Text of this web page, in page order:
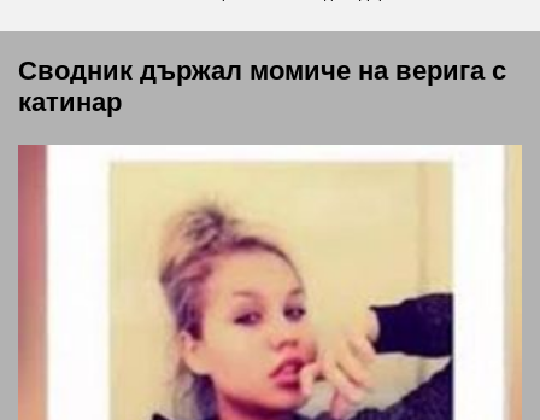
Сводник държал момиче на верига с
катинар